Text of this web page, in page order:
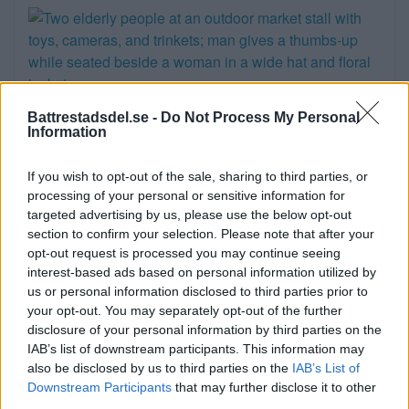
Battrestadsdel.se - Do Not Process My Personal
Information
If you wish to opt-out of the sale, sharing to third parties, or
processing of your personal or sensitive information for
targeted advertising by us, please use the below opt-out
section to confirm your selection. Please note that after your
opt-out request is processed you may continue seeing
interest-based ads based on personal information utilized by
us or personal information disclosed to third parties prior to
your opt-out. You may separately opt-out of the further
disclosure of your personal information by third parties on the
IAB’s list of downstream participants. This information may
also be disclosed by us to third parties on the IAB’s List of
Downstream Participants that may further disclose it to other
Sommartorget i Älvsjö
öppnar: Familjärt
På måndagseftermiddagen öppnade
aktiviteterna på Älvsjö torg. Artisten […]
Publicerad 16:23, 3 augusti 2026
Annons:
Flydde i kajak – greps
På söndagsmorgonen följde polisen en man
på Långsjön […]